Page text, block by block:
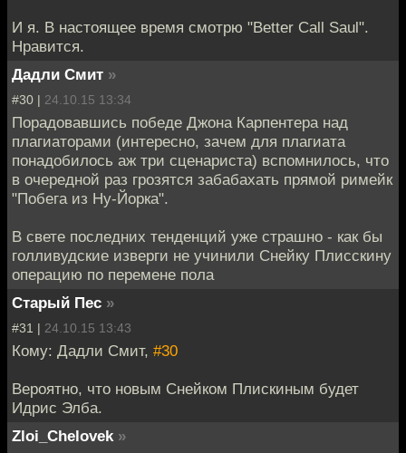
И я. В настоящее время смотрю "Better Call Saul".
Нравится.
Дадли Смит »
#30 | 24.10.15 13:34
Порадовавшись победе Джона Карпентера над
плагиаторами (интересно, зачем для плагиата
понадобилось аж три сценариста) вспомнилось, что
в очередной раз грозятся забабахать прямой римейк
"Побега из Ну-Йорка".
В свете последних тенденций уже страшно - как бы
голливудские изверги не учинили Снейку Плисскину
операцию по перемене пола
Старый Пес »
#31 | 24.10.15 13:43
Кому: Дадли Смит, #30
Вероятно, что новым Снейком Плискиным будет
Идрис Элба.
Zloi_Chelovek »